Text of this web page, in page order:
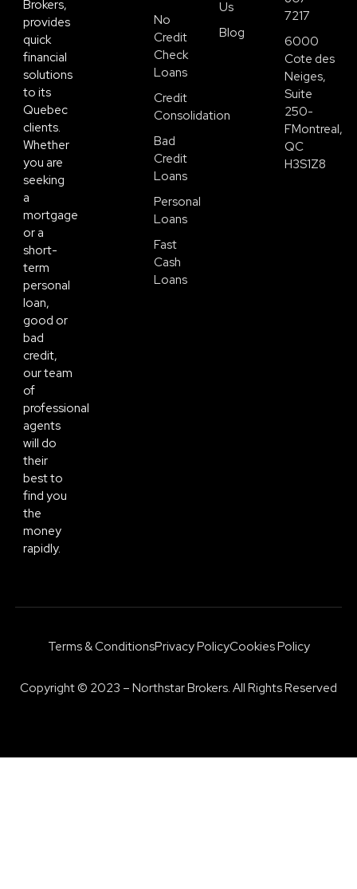
Brokers,
provides
quick
financial
solutions
to its
Quebec
clients.
Whether
you are
seeking
a
mortgage
or a
short-
term
personal
loan,
good or
bad
credit,
our team
of
professional
agents
will do
their
best to
find you
the
money
rapidly.
No
Credit
Check
Loans
Credit
Consolidation
Bad
Credit
Loans
Personal
Loans
Fast
Cash
Loans
Us
Blog
7217
6000
Cote des
Neiges,
Suite
250-
FMontreal,
QC
H3S1Z8
Copyright © 2023 – Northstar Brokers. All Rights Reserved
Terms & ConditionsPrivacy PolicyCookies Policy